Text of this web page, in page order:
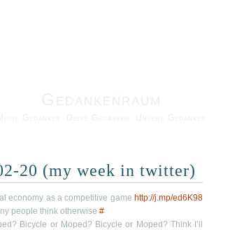
Gedankenraum
20 (my week in twitter)
economy as a competitive game http://j.mp/ed6K98
people think otherwise #
Bicycle or Moped? Bicycle or Moped? Think I’ll